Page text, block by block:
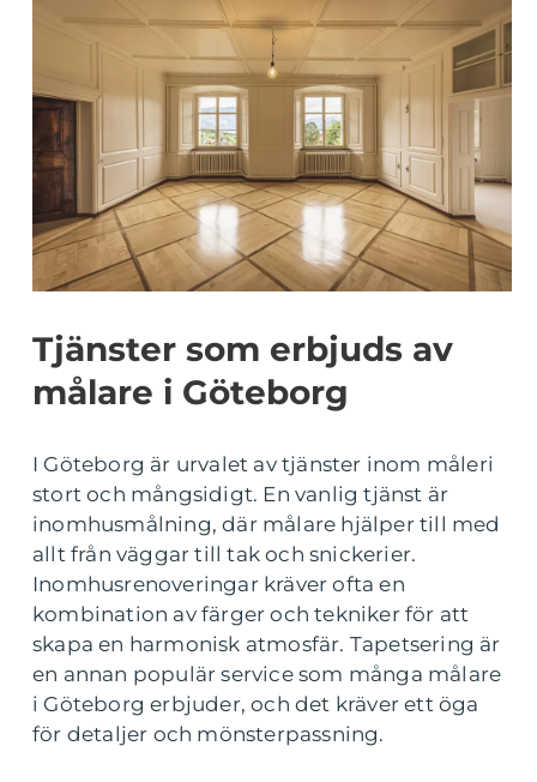
Tjänster som erbjuds av
målare i Göteborg
I Göteborg är urvalet av tjänster inom måleri
stort och mångsidigt. En vanlig tjänst är
inomhusmålning, där målare hjälper till med
allt från väggar till tak och snickerier.
Inomhusrenoveringar kräver ofta en
kombination av färger och tekniker för att
skapa en harmonisk atmosfär. Tapetsering är
en annan populär service som många målare
i Göteborg erbjuder, och det kräver ett öga
för detaljer och mönsterpassning.